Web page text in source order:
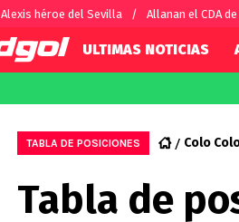
Alexis héroe del Sevilla Allanan el CDA de
Selección Chilena
U de Chile
U Católica
ULTIMAS NOTICIAS
TABLA DE POSICIONES Colo
Tabla de